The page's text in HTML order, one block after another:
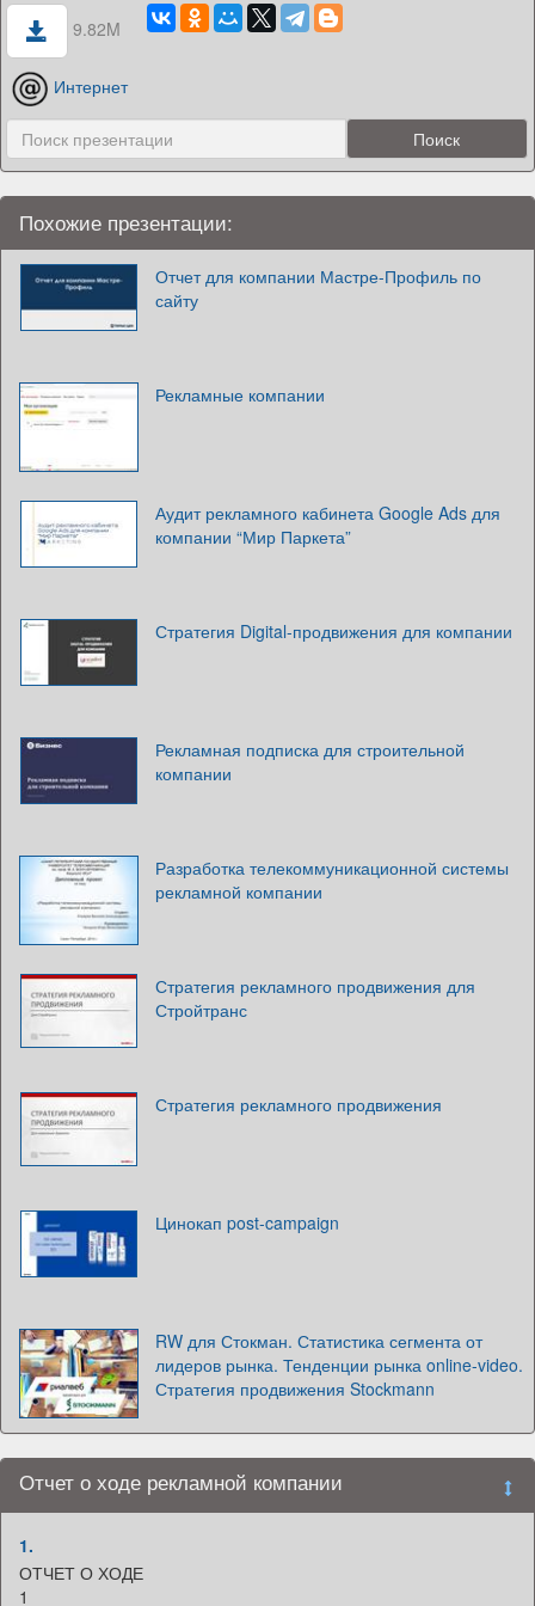
9.82M
Интернет
Похожие презентации:
Отчет для компании Мастре-Профиль по
сайту
Рекламные компании
Аудит рекламного кабинета Google Ads для
компании “Мир Паркета”
Стратегия Digital-продвижения для компании
Рекламная подписка для строительной
компании
Разработка телекоммуникационной системы
рекламной компании
Стратегия рекламного продвижения для
Стройтранс
Стратегия рекламного продвижения
Цинокап post-campaign
RW для Стокман. Статистика сегмента от
лидеров рынка. Тенденции рынка online-video.
Стратегия продвижения Stockmann
Отчет о ходе рекламной компании
1.
ОТЧЕТ О ХОДЕ
1